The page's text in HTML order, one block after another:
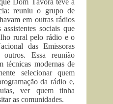
Dom Távora teve a
reuniu o grupo de
em outras rádios
sociais que
rural pelo rádio e o
das Emissoras
Essa reunião
técnicas modernas de
selecionar quem
da rádio e,
ver quem tinha
as comunidades.